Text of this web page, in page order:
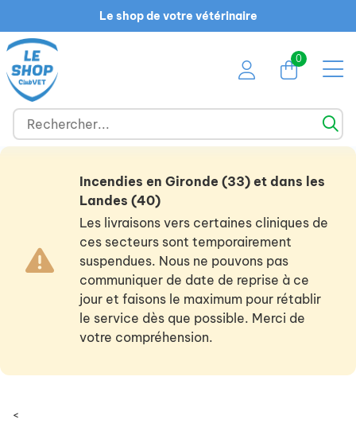
Le shop de votre vétérinaire
0
Incendies en Gironde (33) et dans les
Landes (40)
Les livraisons vers certaines cliniques de
ces secteurs sont temporairement
suspendues. Nous ne pouvons pas
communiquer de date de reprise à ce
jour et faisons le maximum pour rétablir
le service dès que possible. Merci de
votre compréhension.
<